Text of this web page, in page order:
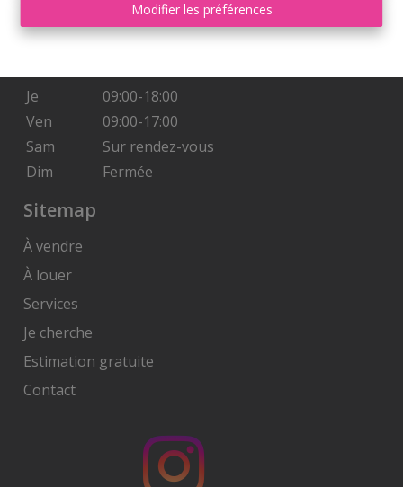
Modifier les préférences
09:00-18:00
Je
09:00-18:00
Ven
09:00-17:00
Sam
Sur rendez-vous
Dim
Fermée
Sitemap
À vendre
À louer
Services
Je cherche
Estimation gratuite
Contact